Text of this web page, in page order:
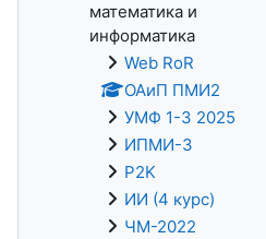
математика и
информатика
Web RoR
ОАиП ПМИ2
УМФ 1-3 2025
ИПМИ-3
P2K
ИИ (4 курс)
ЧМ-2022